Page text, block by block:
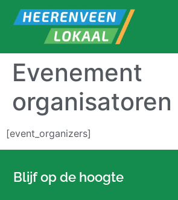
Evenement
organisatoren
[event_organizers]
Blijf op de hoogte